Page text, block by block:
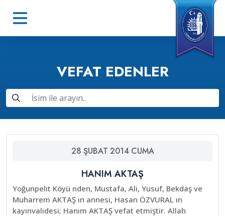
VEFAT EDENLER
28 ŞUBAT 2014 CUMA
HANIM AKTAŞ
Yoğunpelit Köyü nden, Mustafa, Ali, Yusuf, Bekdaş ve
Muharrem AKTAŞ ın annesi, Hasan ÖZVURAL ın
kayınvalidesi; Hanım AKTAŞ vefat etmiştir. Allah